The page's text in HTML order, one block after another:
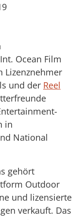
Ocean Film
Lizenznehmer
und der Reel
in
National
gehört
Outdoor
und lizensierte
verkauft. Das